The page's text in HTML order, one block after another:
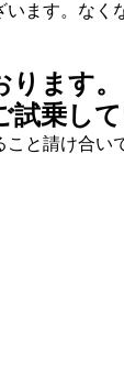
ます。なく
ます。
試乗し
と請け合い